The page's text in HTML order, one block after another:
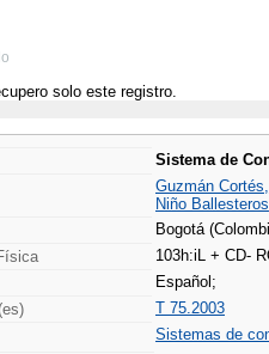
solo este registro.
Sistema de
Guzmán
Niño
Bogotá
103h:iL + CD-
Español;
T 75.2003
Sistemas de